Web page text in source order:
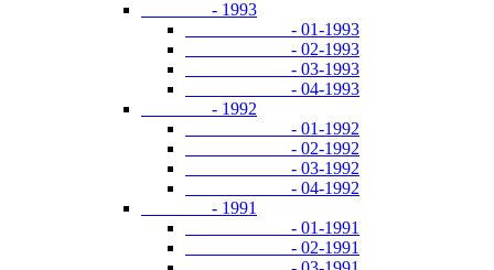
- 1993
- 01-1993
- 02-1993
- 03-1993
- 04-1993
- 1992
- 01-1992
- 02-1992
- 03-1992
- 04-1992
- 1991
- 01-1991
- 02-1991